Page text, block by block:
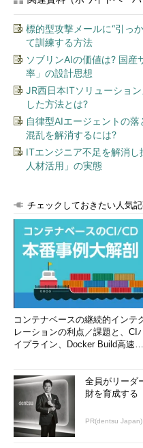
標的型攻撃メールに“引っ
て訓練する方法
ソブリンAIの価値は? 国産
率」の設計思想
JR西日本ITソリューショ
した方法とは?
自律型AIエージェントの
混乱を解消するには?
ITエンジニア不足を解消
人材活用」の実態
チェックしておきたい人気
コンテナベースの継続的インテ
レーションの利点／課題と、CI
イプライン、Docker Build高速化
全員がリーダ
財を育成する
PR(dentsu Japan)